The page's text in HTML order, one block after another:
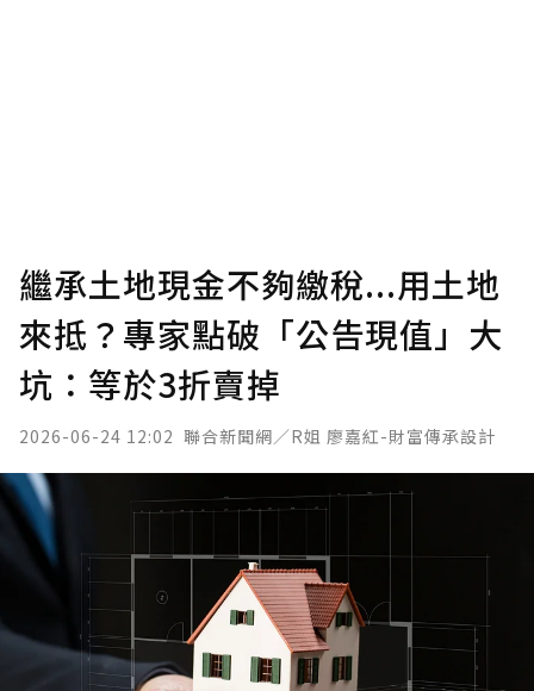
繼承土地現金不夠繳稅...用土地
來抵？專家點破「公告現值」大
坑：等於3折賣掉
2026-06-24 12:02 聯合新聞網／R姐 廖嘉紅-財富傳承設計